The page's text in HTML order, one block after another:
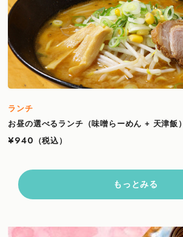
ランチ
お昼の選べるランチ（味噌らーめん + 天津飯）
¥940
（税込）
もっとみる